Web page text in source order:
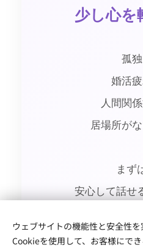
少し心を
孤独
婚活疲
人間関係
居場所がな
まず
安心して話せ
私たち
ウェブサイトの機能性と安全性
Cookieを使用して、お客様にでき